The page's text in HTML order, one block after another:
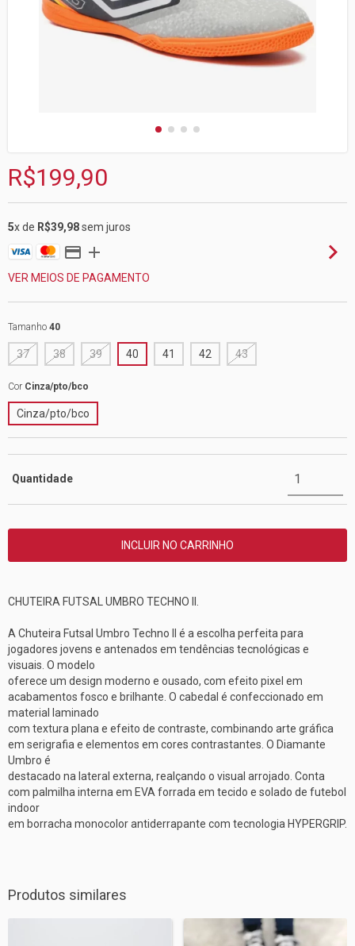
R$199,90
5x de R$39,98sem juros
VER MEIOS DE PAGAMENTO
Tamanho 40
37 38 39 40 41 42 43
Cor Cinza/pto/bco
Cinza/pto/bco
Quantidade
CHUTEIRA FUTSAL UMBRO TECHNO II.
A Chuteira Futsal Umbro Techno II é a escolha perfeita para
jogadores jovens e antenados em tendências tecnológicas e
visuais. O modelo
oferece um design moderno e ousado, com efeito pixel em
acabamentos fosco e brilhante. O cabedal é confeccionado em
material laminado
com textura plana e efeito de contraste, combinando arte gráfica
em serigrafia e elementos em cores contrastantes. O Diamante
Umbro é
destacado na lateral externa, realçando o visual arrojado. Conta
com palmilha interna em EVA forrada em tecido e solado de futebol
indoor
em borracha monocolor antiderrapante com tecnologia HYPERGRIP.
Produtos similares